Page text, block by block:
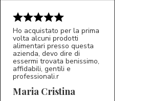
MC 5/5
Ho acquistato per la prima
volta alcuni prodotti
alimentari presso questa
azienda, devo dire di
essermi trovata benissimo,
affidabili, gentili e
professionali.r
Maria Cristina